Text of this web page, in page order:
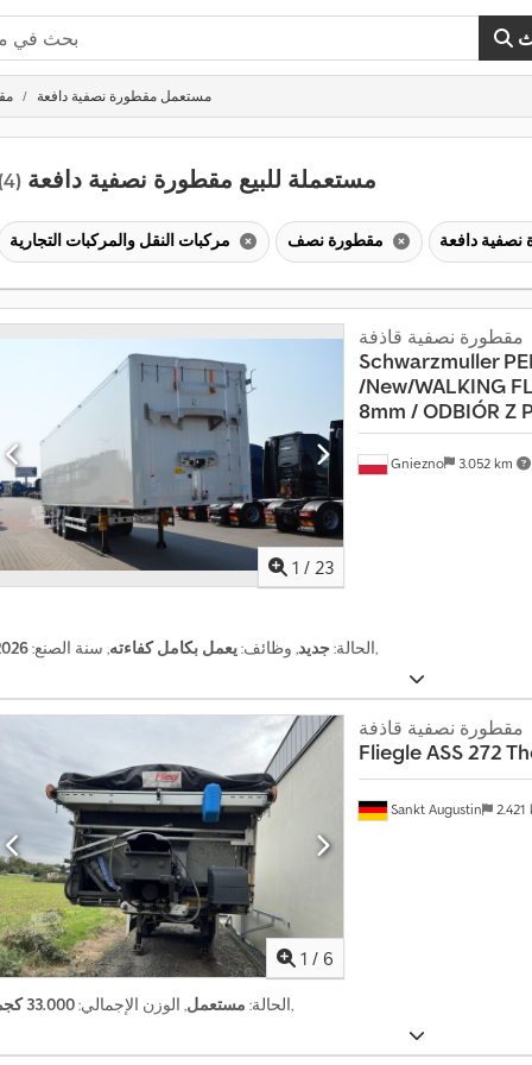
مستعمل مقطورة نصفية دافعة
مستعملة للبيع مقطورة نصفية دافعة (4)
1 / 23
Gniezno 3.052 km
مقطورة نصفية قاذفة
Schwarzmuller
/New/WALKING
8mm / ODBIÓR Z
الحالة:جديد, وظائف:يعمل بكامل كفاءته, سنة الصنع: ,
1 / 6
Sankt Augustin 2.421
مقطورة نصفية قاذفة
FliegleASS 272
الحالة: مستعمل, الوزن الإجمالي:33.000 كجم ,
أ
ك
0